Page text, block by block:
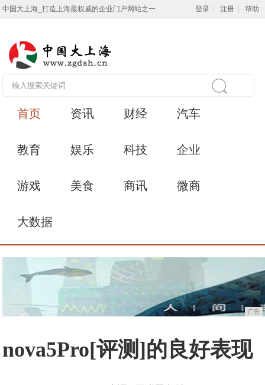
中国大上海_打造上海最权威的企业门户网站之一 登录 注册 帮助
首页 资讯 财经 汽车
教育 娱乐 科技 企业
游戏 美食 商讯 微商
大数据
广告
nova5Pro[评测]的良好表现